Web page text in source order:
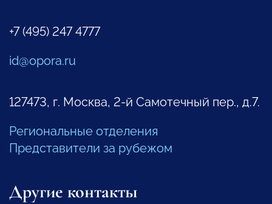
+7 (495) 247 4777
id@opora.ru
127473, г. Москва, 2-й Самотечный пер., д.7.
Региональные отделения
Представители за рубежом
Другие контакты